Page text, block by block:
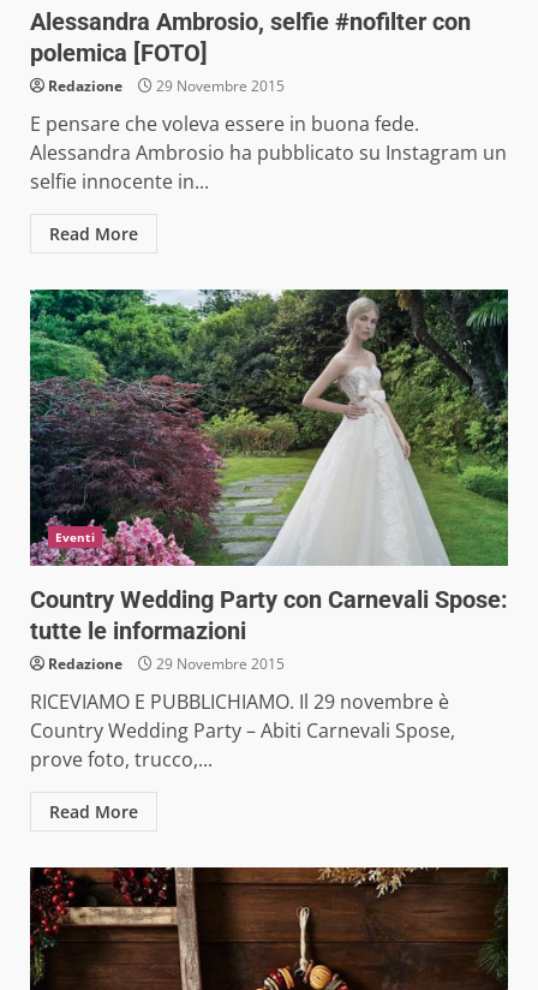
Alessandra Ambrosio, selfie #nofilter con
polemica [FOTO]
Redazione 29 Novembre 2015
E pensare che voleva essere in buona fede.
Alessandra Ambrosio ha pubblicato su Instagram un
selfie innocente in...
Read More
Eventi
Country Wedding Party con Carnevali Spose:
tutte le informazioni
Redazione 29 Novembre 2015
RICEVIAMO E PUBBLICHIAMO. Il 29 novembre è
Country Wedding Party – Abiti Carnevali Spose,
prove foto, trucco,...
Read More